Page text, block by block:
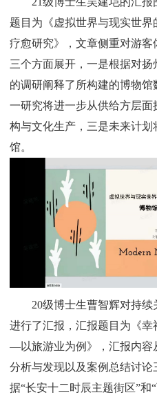
题目为《虚拟世界与现实世
疗愈研究》，文章侧重对游
三个方面展开，一是根据对
的调研阐释了所构建的博物
一研究将进一步从供给方层
构与文化生产，三是未来计
馆。
20级博士生曹智辉对持
进行了汇报，汇报题目为《
—以旅游业为例》，汇报内容
分析与发现以及案例总结讨
据“长安十二时辰主题街区”和